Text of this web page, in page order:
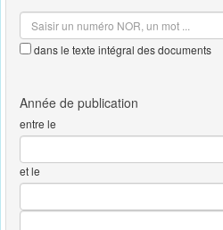
dans le texte intégral des documents
entre le
et le